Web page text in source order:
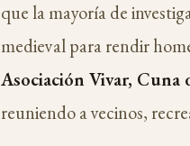
que la mayoría de
medieval para rendir
Asociación Vivar, Cuna
reuniendo a vecinos,